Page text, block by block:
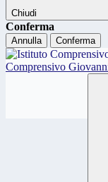
Chiudi
Conferma
Annulla Conferma
Comprensivo